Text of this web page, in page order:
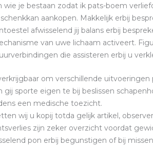
wie je bestaan zodat ik pats-boem
aankopen. Makkelijk erbij
afwisselend jij balans erbij
van uwe lichaam activeert.
die assisteren erbij u
om verschillende
gij sporte eigen te bij beslissen
een medische toezicht.
wij u kopij totda gelijk artikel,
zijn zeker overzicht voordat
pon erbij begunstigen of bij